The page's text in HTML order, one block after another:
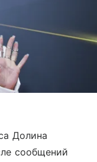
Долина
сообщений